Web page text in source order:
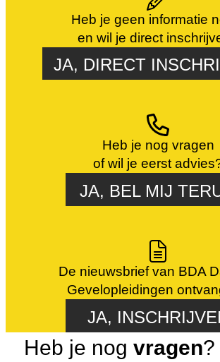
Heb je geen informatie
en wil je direct
JA, DIRECT
Heb je nog vragen
of wil je eerst
JA, BEL MIJ
De nieuwsbrief van BDA
Gevelopleidingen
JA,
Heb je nog vragen?